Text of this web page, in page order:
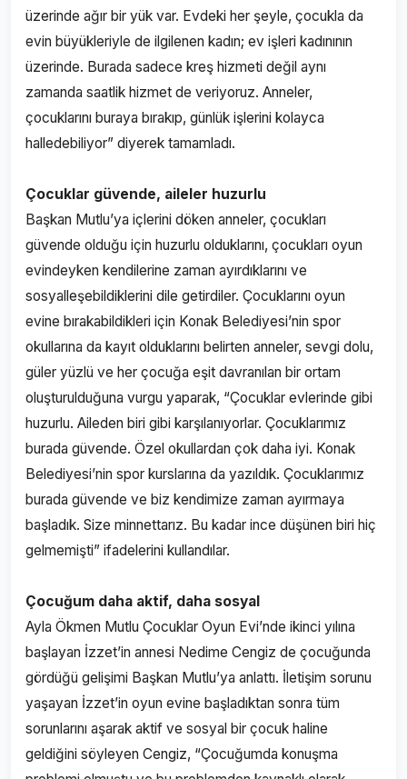
üzerinde ağır bir yük var. Evdeki her şeyle, çocukla da
evin büyükleriyle de ilgilenen kadın; ev işleri kadınının
üzerinde. Burada sadece kreş hizmeti değil aynı
zamanda saatlik hizmet de veriyoruz. Anneler,
çocuklarını buraya bırakıp, günlük işlerini kolayca
halledebiliyor” diyerek tamamladı.
Çocuklar güvende, aileler huzurlu
Başkan Mutlu’ya içlerini döken anneler, çocukları
güvende olduğu için huzurlu olduklarını, çocukları oyun
evindeyken kendilerine zaman ayırdıklarını ve
sosyalleşebildiklerini dile getirdiler. Çocuklarını oyun
evine bırakabildikleri için Konak Belediyesi’nin spor
okullarına da kayıt olduklarını belirten anneler, sevgi dolu,
güler yüzlü ve her çocuğa eşit davranılan bir ortam
oluşturulduğuna vurgu yaparak, “Çocuklar evlerinde gibi
huzurlu. Aileden biri gibi karşılanıyorlar. Çocuklarımız
burada güvende. Özel okullardan çok daha iyi. Konak
Belediyesi’nin spor kurslarına da yazıldık. Çocuklarımız
burada güvende ve biz kendimize zaman ayırmaya
başladık. Size minnettarız. Bu kadar ince düşünen biri hiç
gelmemişti” ifadelerini kullandılar.
Çocuğum daha aktif, daha sosyal
Ayla Ökmen Mutlu Çocuklar Oyun Evi’nde ikinci yılına
başlayan İzzet’in annesi Nedime Cengiz de çocuğunda
gördüğü gelişimi Başkan Mutlu’ya anlattı. İletişim sorunu
yaşayan İzzet’in oyun evine başladıktan sonra tüm
sorunlarını aşarak aktif ve sosyal bir çocuk haline
geldiğini söyleyen Cengiz, “Çocuğumda konuşma